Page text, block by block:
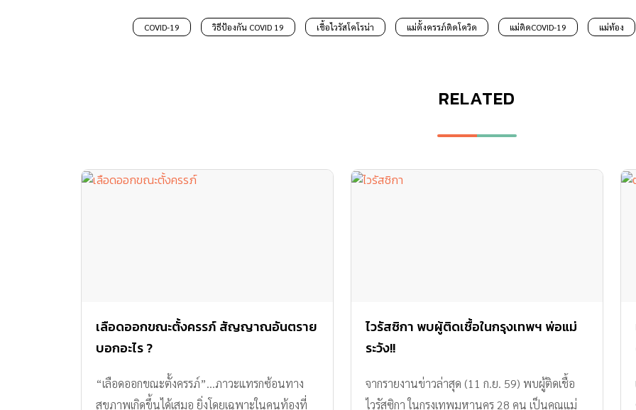
COVID-19 วิธีป้องกัน COVID 19 เชื้อไวรัสโคโรน่า แม่ตั้งครรภ์ติดโควิด แม่ติดCOVID-19 แม่ท้อง
RELATED
เลือดออกขณะตั้งครรภ์ สัญญาณอันตราย
บอกอะไร ?
“เลือดออกขณะตั้งครรภ์”…ภาวะแทรกซ้อนทาง
สุขภาพเกิดขึ้นได้เสมอ ยิ่งโดยเฉพาะในคนท้องที่
ไวรัสซิกา พบผู้ติดเชื้อในกรุงเทพฯ พ่อแม่
ระวัง!!
จากรายงานข่าวล่าสุด (11 ก.ย. 59) พบผู้ติดเชื้อ
ไวรัสซิกา ในกรุงเทพมหานคร 28 คน เป็นคุณแม่